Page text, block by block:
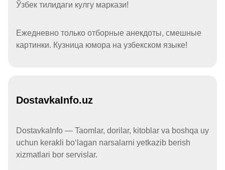
Ўзбек тилидаги кулгу маркази!
Ежедневно только отборные анекдоты, смешные
картинки. Кузница юмора на узбекском языке!
DostavkaInfo.uz
DostavkaInfo — Taomlar, dorilar, kitoblar va boshqa uy
uchun kerakli boʻlagan narsalarni yetkazib berish
xizmatlari bor servislar.